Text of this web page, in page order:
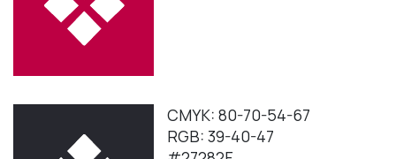
CMYK: 80-70-54-67
RGB: 39-40-47